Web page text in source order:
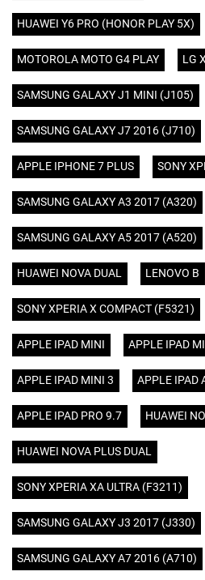
HUAWEI Y6 PRO (HONOR PLAY 5X)
MOTOROLA MOTO G4 PLAY LG
SAMSUNG GALAXY J1 MINI (J105)
SAMSUNG GALAXY J7 2016 (J710)
APPLE IPHONE 7 PLUS SONY
SAMSUNG GALAXY A3 2017 (A320)
SAMSUNG GALAXY A5 2017 (A520)
HUAWEI NOVA DUAL LENOVO B
SONY XPERIA X COMPACT (F5321)
APPLE IPAD MINI APPLE IPAD
APPLE IPAD MINI 3 APPLE IPAD
APPLE IPAD PRO 9.7 HUAWEI
HUAWEI NOVA PLUS DUAL
SONY XPERIA XA ULTRA (F3211)
SAMSUNG GALAXY J3 2017 (J330)
SAMSUNG GALAXY A7 2016 (A710)